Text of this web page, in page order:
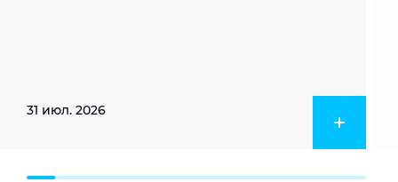
31 июл. 2026